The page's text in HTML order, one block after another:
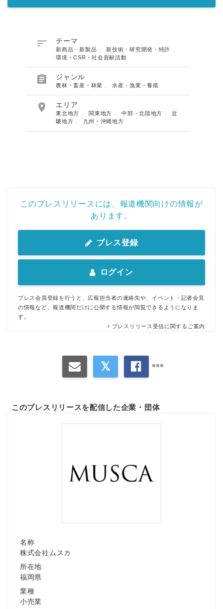
 テーマ
新商品・新製品 新技術・研究開発・特許
環境・CSR・社会貢献活動
 ジャンル
農林・畜産・林業 、水産・漁業・養殖
 エリア
東北地方 、関東地方 、中部・北陸地方 、近
畿地方
九州・沖縄地方
このプレスリリースには、報道機関向けの情報が
あります。
プレス登録
ログイン
プレス会員登録を行うと、広報担当者の連絡先や、イベント・記者会見
の情報など、報道機関だけに公開する情報が閲覧できるようになりま
す。
プレスリリース受信に関するご案内
このプレスリリースを配信した企業・団体
名称
株式会社ムスカ
所在地
福岡県
業種
小売業